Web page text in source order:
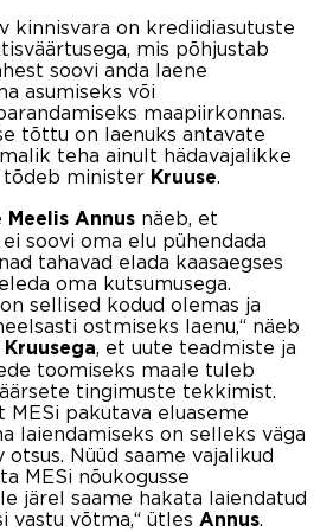
kinnisvara on krediidiasutuste
mis põhjustab
soovi anda laene
asumiseks või
maapiirkonnas.
tõttu on laenuks antavate
teha ainult hädavajalikke
tõdeb minister Kruuse.
Meelis Annus näeb, et
soovi oma elu pühendada
tahavad elada kaasaegses
oma kutsumusega.
sellised kodud olemas ja
ostmiseks laenu,“ näeb
Kruusega, et uute teadmiste ja
toomiseks maale tuleb
tingimuste tekkimist.
MESi pakutava eluaseme
laiendamiseks on selleks väga
Nüüd saame vajalikud
MESi nõukogusse
järel saame hakata laiendatud
vastu võtma,“ ütles Annus.